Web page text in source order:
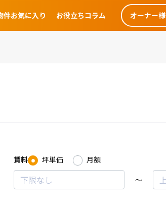
件お気に入り お役立ちコラム オーナー
賃料 坪単価
月額
～